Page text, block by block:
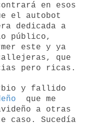
en esos
el autobot
dedicada a
público,
este y ya
que
pero ricas.
y fallido
que me
a otras
caso. Sucedía